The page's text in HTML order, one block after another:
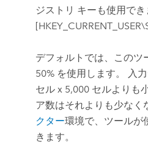
ジストリ キーも使用でき
デフォルトでは、このツ
50% を使用します。 入
セル x 5,000 セルよりも
ア数はそれよりも少なく
クター環境で、ツールが
きます。